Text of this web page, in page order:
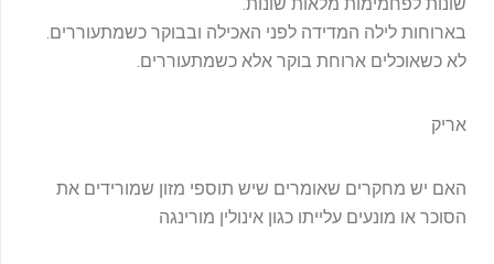
בארוחות לילה המדידה לפני האכילה ובבוקר כשמתעוררים.
לא כשאוכלים ארוחת בוקר אלא כשמתעוררים.
אריק
האם יש מחקרים שאומרים שיש תוספי מזון שמורידים את
הסוכר או מונעים עלייתו כגון אינולין מורינגה